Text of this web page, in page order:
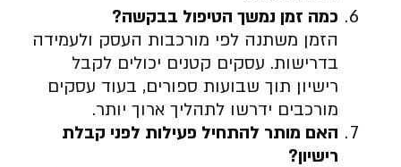
כמה זמן נמשך הטיפול בבקשה?
הזמן משתנה לפי מורכבות העסק ולעמידה
בדרישות. עסקים קטנים יכולים לקבל
רישיון תוך שבועות ספורים, בעוד עסקים
מורכבים ידרשו לתהליך ארוך יותר.
האם מותר להתחיל פעילות לפני קבלת
רישיון?